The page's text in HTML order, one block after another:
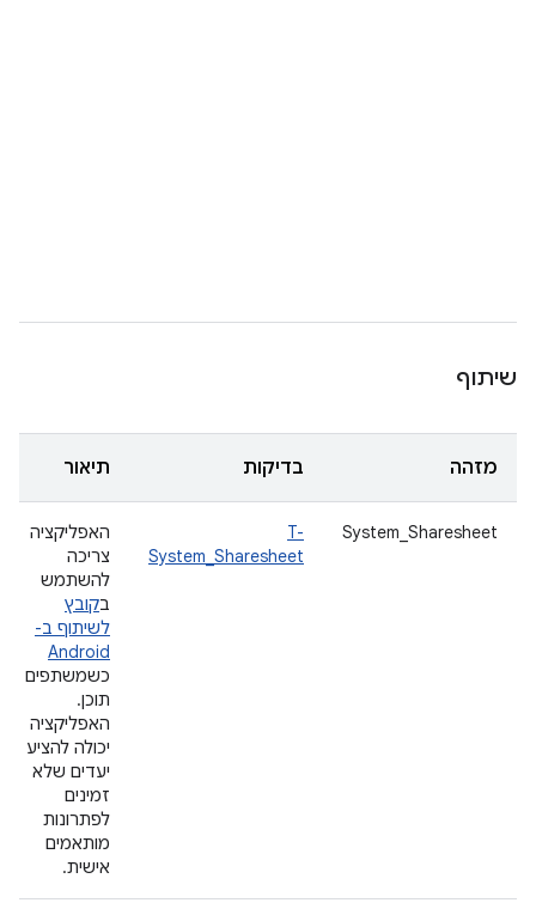
שיתוף
מזהה בדיקות תיאור
System_Sharesheet
T-
System_Sharesheet
האפליקציה
צריכה
להשתמש
בקובץ
לשיתוף ב-
Android
כשמשתפים
תוכן.
האפליקציה
יכולה להציע
יעדים שלא
זמינים
לפתרונות
מותאמים
אישית.